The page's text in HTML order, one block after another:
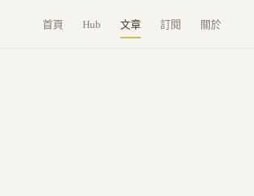
首頁 Hub 文章 訂閱 關於